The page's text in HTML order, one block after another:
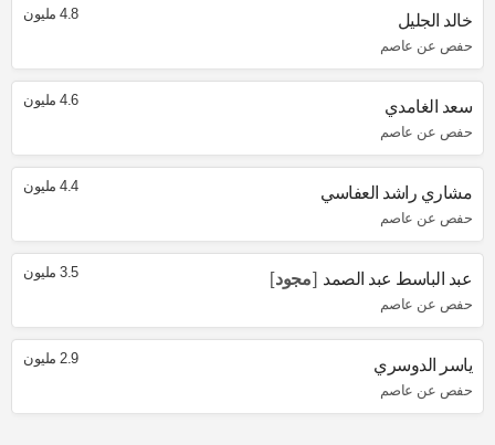
خالد الجليل
حفص عن عاصم
4.8 مليون
سعد الغامدي
حفص عن عاصم
4.6 مليون
مشاري راشد العفاسي
حفص عن عاصم
4.4 مليون
عبد الباسط عبد الصمد مجود
حفص عن عاصم
3.5 مليون
ياسر الدوسري
حفص عن عاصم
2.9 مليون